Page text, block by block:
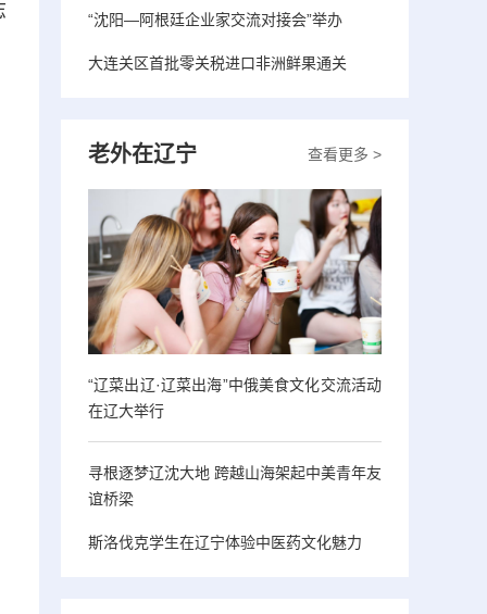
“沈阳—阿根廷企业家交流对接会”举办
大连关区首批零关税进口非洲鲜果通关
查看更多 >
老外在辽宁
“辽菜出辽·辽菜出海”中俄美食文化交流活动
在辽大举行
寻根逐梦辽沈大地 跨越山海架起中美青年友
谊桥梁
斯洛伐克学生在辽宁体验中医药文化魅力